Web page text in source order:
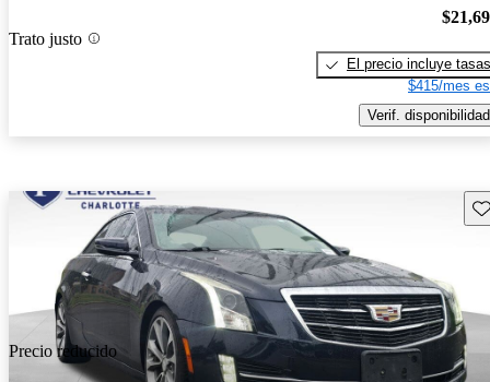
Trato justo
El precio incluye tasas
$415/mes
Verif. disponibilidad
Precio reducido